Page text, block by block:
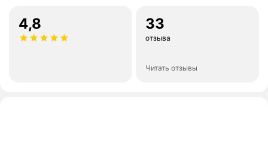
4,8 33
отзыва
Читать отзывы